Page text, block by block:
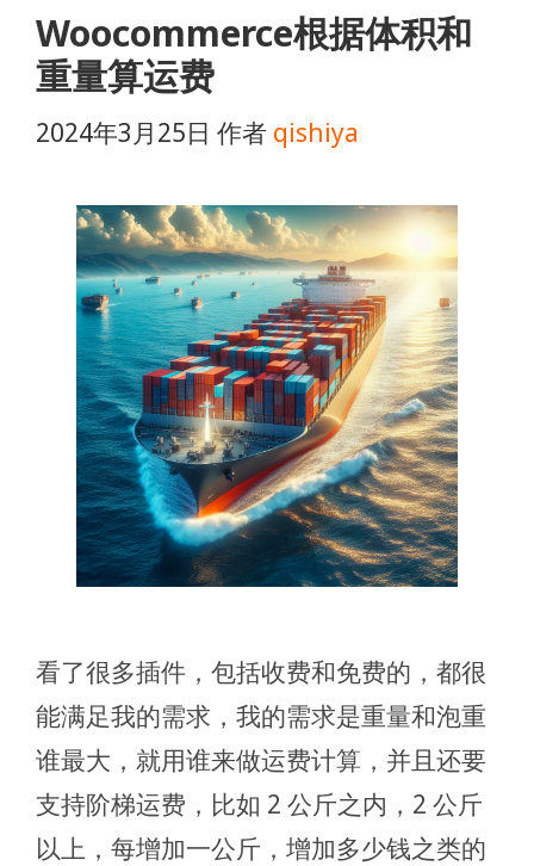
Woocommerce根据体积和
重量算运费
2024年3月25日 作者 qishiya
看了很多插件，包括收费和免费的，都很
能满足我的需求，我的需求是重量和泡重
谁最大，就用谁来做运费计算，并且还要
支持阶梯运费，比如 2 公斤之内，2 公斤
以上，每增加一公斤，增加多少钱之类的